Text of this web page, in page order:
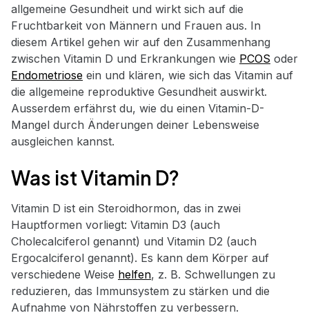
allgemeine Gesundheit und wirkt sich auf die
Fruchtbarkeit von Männern und Frauen aus. In
diesem Artikel gehen wir auf den Zusammenhang
zwischen Vitamin D und Erkrankungen wie PCOS oder
Endometriose ein und klären, wie sich das Vitamin auf
die allgemeine reproduktive Gesundheit auswirkt.
Ausserdem erfährst du, wie du einen Vitamin-D-
Mangel durch Änderungen deiner Lebensweise
ausgleichen kannst.
Was ist Vitamin D?
Vitamin D ist ein Steroidhormon, das in zwei
Hauptformen vorliegt: Vitamin D3 (auch
Cholecalciferol genannt) und Vitamin D2 (auch
Ergocalciferol genannt). Es kann dem Körper auf
verschiedene Weise helfen, z. B. Schwellungen zu
reduzieren, das Immunsystem zu stärken und die
Aufnahme von Nährstoffen zu verbessern.